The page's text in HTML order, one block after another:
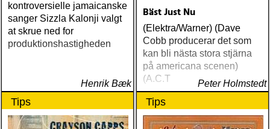
kontroversielle jamaicanske
sanger Sizzla Kalonji valgt
at skrue ned for
produktionshastigheden
Henrik Bæk
Bäst Just Nu
(Elektra/Warner) (Dave
Cobb producerar det som
kan bli nästa stora stjärna
på americana scenen)
(A.C.T
Peter Holmstedt
Tips Tips